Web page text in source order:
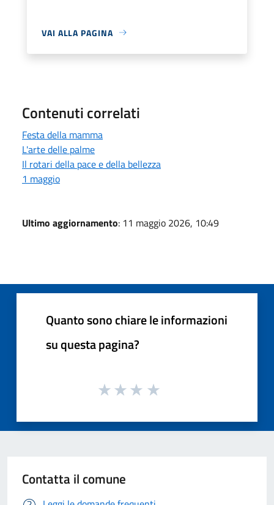
VAI ALLA PAGINA
Contenuti correlati
Festa della mamma
L'arte delle palme
Il rotari della pace e della bellezza
1 maggio
Ultimo aggiornamento: 11 maggio 2026, 10:49
Quanto sono chiare le informazioni
su questa pagina?
Contatta il comune